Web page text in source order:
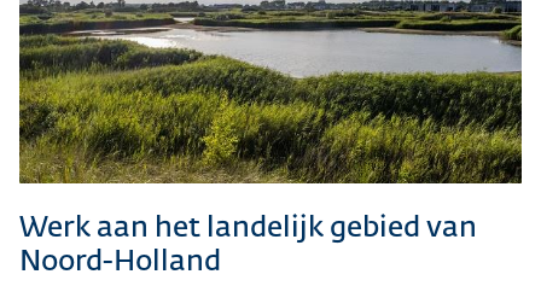
Werk aan het landelijk gebied van
Noord-Holland